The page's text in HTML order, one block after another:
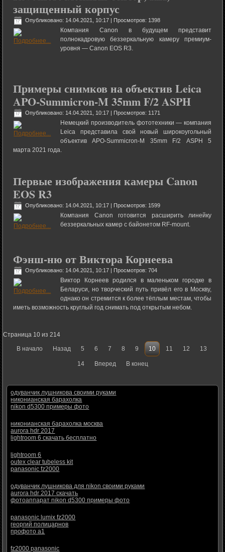
защищенный корпус
Опубликовано: 14.04.2021, 10:17 | Просмотров: 1398
Компания Canon в будущем представит
полнокадровую беззеркальную камеру премиум-
уровня — Canon EOS R3.
Примеры снимков на объектив Leica
APO-Summicron-M 35mm F/2 ASPH
Опубликовано: 14.04.2021, 10:17 | Просмотров: 1171
Немецкий производитель фототехники — компания
Leica представила свой новый широкоугольный
объектив APO-Summicron-M 35mm F/2 ASPH 5
марта 2021 года.
Первые изображения камеры Canon
EOS R3
Опубликовано: 14.04.2021, 10:17 | Просмотров: 1599
Компания Canon готовится расширить линейку
беззеркальных камер с байонетом RF-mount.
Фэнш-ню от Виктора Корнеева
Опубликовано: 14.04.2021, 10:17 | Просмотров: 704
Виктор Корнеев родился в маленьком городке в
Беларуси, но творческий путь привёл его в Москву,
однако он стремится к более тёплым местам, чтобы
иметь возможность круглый год снимать под открытым небом.
Страница 10 из 214
В начало
Назад 5 6 7 8 9 10 11 12 13
14 Вперед В конец
одуванчик лушникова своими руками
никонианская барахолка
nikon d5300 примеры фото
никонианская барахолка москва
aurora hdr 2017
lightroom 6 скачать бесплатно
lightroom 6
outex clear tubeless kit
panasonic fz2000
одуванчик лушникова для nikon своими руками
aurora hdr 2017 скачать
фотоаппарат nikon d5300 примеры фото
panasonic lumix fz2000
георгий полицарнов
профото а1
fz2000 panasonic